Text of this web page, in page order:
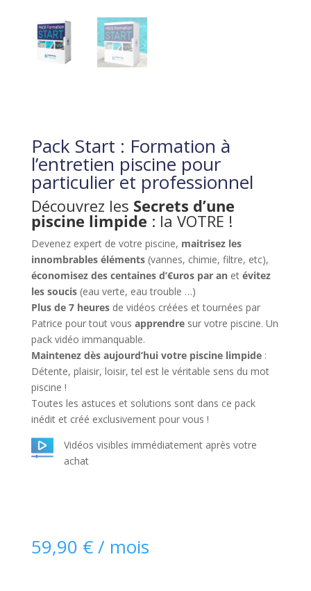
Pack Start : Formation à
l’entretien piscine pour
particulier et professionnel
Découvrez les Secrets d’une
piscine limpide : la VOTRE !
Devenez expert de votre piscine, maitrisez les
innombrables éléments(vannes, chimie, filtre, etc),
économisez des centaines d’€uros par anet évitez
les soucis(eau verte, eau trouble …)
Plus de 7 heuresde vidéos créées et tournées par
Patrice pour tout vous apprendresur votre piscine. Un
pack vidéo immanquable.
Maintenez dès aujourd’hui votre piscine limpide:
Détente, plaisir, loisir, tel est le véritable sens du mot
piscine !
Toutes les astuces et solutions sont dans ce pack
inédit et créé exclusivement pour vous !
Vidéos visibles immédiatement après votre
achat
59,90 € / mois